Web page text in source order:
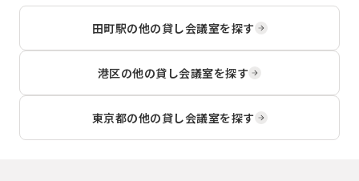
田町駅の他の貸し会議室を探す
港区の他の貸し会議室を探す
東京都の他の貸し会議室を探す